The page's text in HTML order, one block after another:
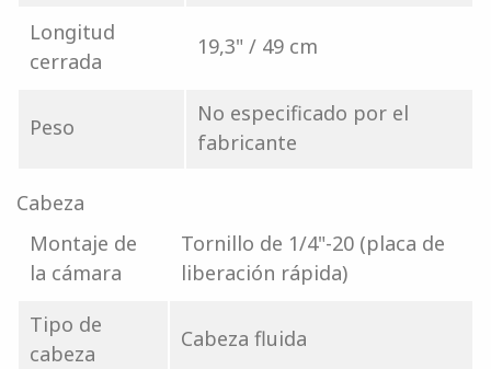
Longitud
cerrada
19,3" / 49 cm
Peso
No especificado por el
fabricante
Cabeza
Montaje de
la cámara
Tornillo de 1/4"-20 (placa de
liberación rápida)
Tipo de
cabeza
Cabeza fluida